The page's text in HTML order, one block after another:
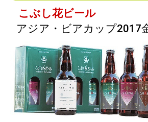
こぶし花ビール
アジア・ビアカップ2017